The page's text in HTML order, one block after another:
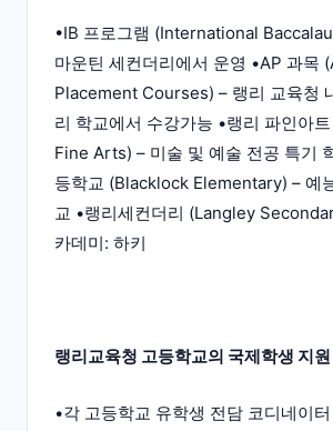
•IB 프로그램 (International
마운틴 세컨더리에서 운영 •AP 과목
Placement Courses) – 랭리 교육청
리 학교에서 수강가능 •랭리 파인아
Fine Arts) – 미술 및 예술 전공 특기
등학교 (Blacklock Elementary) – 예
교 •랭리세컨더리 (Langley
카데미: 하키
랭리교육청 고등학교의 국제학생 지원
•각 고등학교 유학생 전담 코디네이